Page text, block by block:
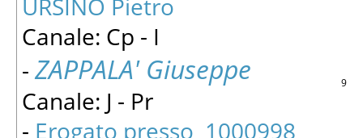
URSINO Pietro
Canale: Cp - I
-ZAPPALA' Giuseppe
Canale: J - Pr
- Erogato presso 1000998
9